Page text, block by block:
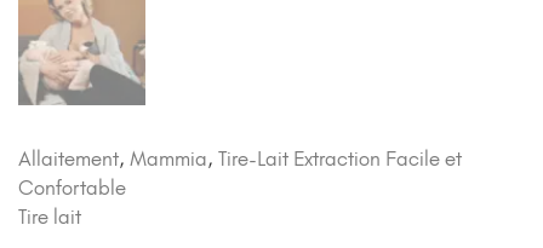
Allaitement, Mammia, Tire-Lait Extraction Facile et
Confortable
Tire lait